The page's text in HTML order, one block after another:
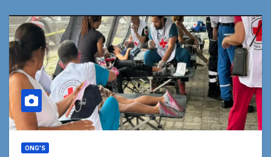
ONG'S